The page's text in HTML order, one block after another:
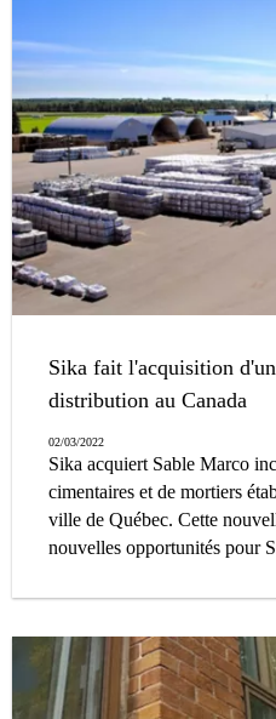
Sika fait l'acquisition
distribution au Canada
02/03/2022
Sika acquiert Sable Marco
cimentaires et de mortiers
ville de Québec. Cette
nouvelles opportunités pour
la distribution au détail.